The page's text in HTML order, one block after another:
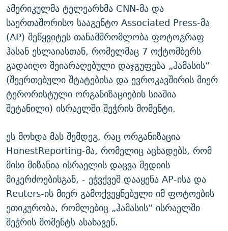
ამერიკულმა ტელეარხმა CNN-მა და
საერთაშორისო სააგენტო Associated Press-მა
(AP) შეწყვიტეს თანამშრომლობა ფოტოგრაფ
ჰასან ესლაიასთან, რომელმაც 7 ოქტომბერს
გადაიღო შეიარაღებული დაჯგუფება „ჰამასის“
(შეერთებული შტატებისა და ევროკავშირის მიერ
ტერორისტული ორგანიზაციების სიაშია
შეტანილი) ისრაელში შეჭრის მომენტი.
ეს მოხდა მას შემდეგ, რაც ორგანიზაცია
HonestReporting-მა, რომელიც აცხადებს, რომ
მისი მიზანია ისრაელის დაცვა მედიის
მიკერძოებისგან, - ეჭვქვეშ დააყენა AP-ისა და
Reuters-ის მიერ გამოქვეყნებული იმ ფოტოების
ეთიკურობა, რომლებიც „ჰამასის“ ისრაელში
შეჭრის მომენტს ასახავენ.